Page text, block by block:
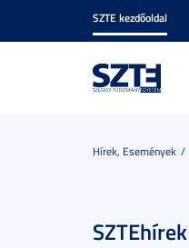
SZTE kezdőoldal
Hírek, Események
SZTEhírek